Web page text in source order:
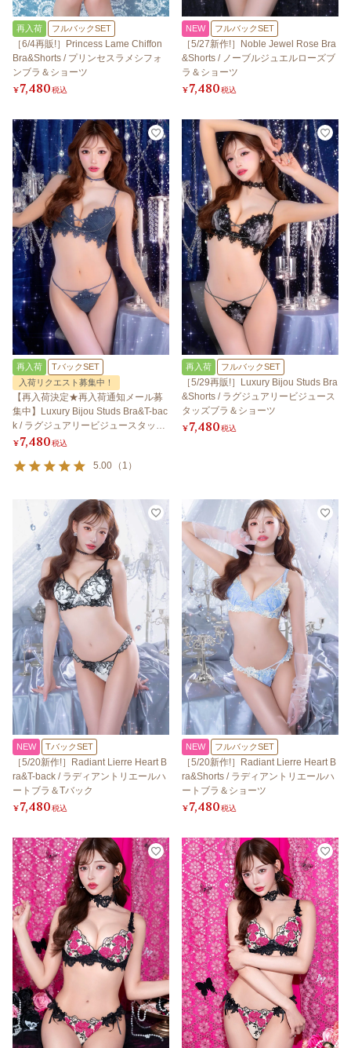
再入荷 フルバックSET
［6/4再販!］Princess Lame Chiffon
Bra&Shorts / プリンセスラメシフォ
ンブラ＆ショーツ
¥7,480税込
NEW フルバックSET
［5/27新作!］Noble Jewel Rose Bra
&Shorts / ノーブルジュエルローズブ
ラ＆ショーツ
¥7,480税込
再入荷
TバックSET
入荷リクエスト募集中！
【再入荷決定★再入荷通知メール募
集中】Luxury Bijou Studs Bra&T-bac
k / ラグジュアリービジュースタッズ
ブラ＆Tバック
¥7,480税込
5.00 （ 1 ）
再入荷 フルバックSET
［5/29再販!］Luxury Bijou Studs Bra
&Shorts / ラグジュアリービジュース
タッズブラ＆ショーツ
¥7,480税込
NEW TバックSET
［5/20新作!］Radiant Lierre Heart B
ra&T-back / ラディアントリエールハ
ートブラ＆Tバック
¥7,480税込
NEW フルバックSET
［5/20新作!］Radiant Lierre Heart B
ra&Shorts / ラディアントリエールハ
ートブラ＆ショーツ
¥7,480税込